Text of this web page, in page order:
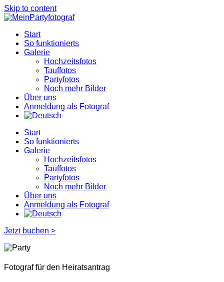
Skip to content
Start
So funktionierts
Galerie
Hochzeitsfotos
Tauffotos
Partyfotos
Noch mehr Bilder
Über uns
Anmeldung als Fotograf
Start
So funktionierts
Galerie
Hochzeitsfotos
Tauffotos
Partyfotos
Noch mehr Bilder
Über uns
Anmeldung als Fotograf
Jetzt buchen >
Fotograf für den Heiratsantrag